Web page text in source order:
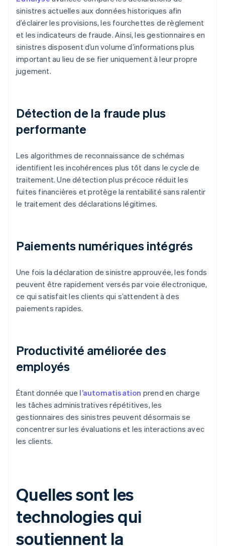
sinistres actuelles aux données historiques afin
d’éclairer les provisions, les fourchettes de règlement
et les indicateurs de fraude. Ainsi, les gestionnaires en
sinistres disposent d’un volume d’informations plus
important au lieu de se fier uniquement à leur propre
jugement.
Détection de la fraude plus
performante
Les algorithmes de reconnaissance de schémas
identifient les incohérences plus tôt dans le cycle de
traitement. Une détection plus précoce réduit les
fuites financières et protège la rentabilité sans ralentir
le traitement des déclarations légitimes.
Paiements numériques intégrés
Une fois la déclaration de sinistre approuvée, les fonds
peuvent être rapidement versés par voie électronique,
ce qui satisfait les clients qui s’attendent à des
paiements rapides.
Productivité améliorée des
employés
Étant donnée que l’automatisation prend en charge
les tâches administratives répétitives, les
gestionnaires des sinistres peuvent désormais se
concentrer sur les évaluations et les interactions avec
les clients.
Quelles sont les
technologies qui
soutiennent la